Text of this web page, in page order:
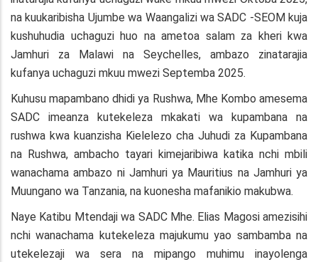
na kuukaribisha Ujumbe wa Waangalizi wa SADC -SEOM kuja
kushuhudia uchaguzi huo na ametoa salam za kheri kwa
Jamhuri za Malawi na Seychelles, ambazo zinatarajia
kufanya uchaguzi mkuu mwezi Septemba 2025.
Kuhusu mapambano dhidi ya Rushwa, Mhe Kombo amesema
SADC imeanza kutekeleza mkakati wa kupambana na
rushwa kwa kuanzisha Kielelezo cha Juhudi za Kupambana
na Rushwa, ambacho tayari kimejaribiwa katika nchi mbili
wanachama ambazo ni Jamhuri ya Mauritius na Jamhuri ya
Muungano wa Tanzania, na kuonesha mafanikio makubwa.
Naye Katibu Mtendaji wa SADC Mhe. Elias Magosi amezisihi
nchi wanachama kutekeleza majukumu yao sambamba na
utekelezaji wa sera na mipango muhimu inayolenga